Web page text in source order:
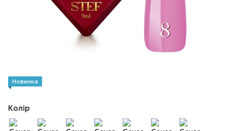
Новинка
Колір